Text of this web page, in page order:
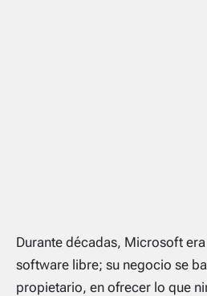
Durante décadas, Microsoft
software libre; su negocio se
propietario, en ofrecer lo que